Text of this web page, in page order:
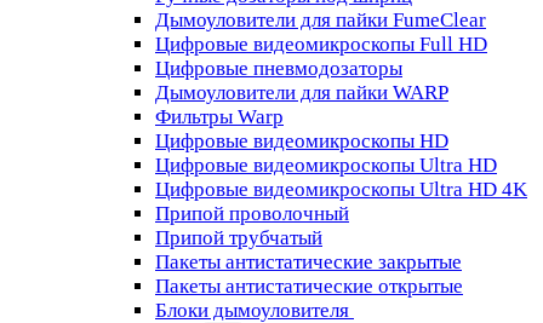
Дымоуловители для пайки FumeClear
Цифровые видеомикроскопы Full HD
Цифровые пневмодозаторы
Дымоуловители для пайки WARP
Фильтры Warp
Цифровые видеомикроскопы HD
Цифровые видеомикроскопы Ultra HD
Цифровые видеомикроскопы Ultra HD 4K
Припой проволочный
Припой трубчатый
Пакеты антистатические закрытые
Пакеты антистатические открытые
Блоки дымоуловителя